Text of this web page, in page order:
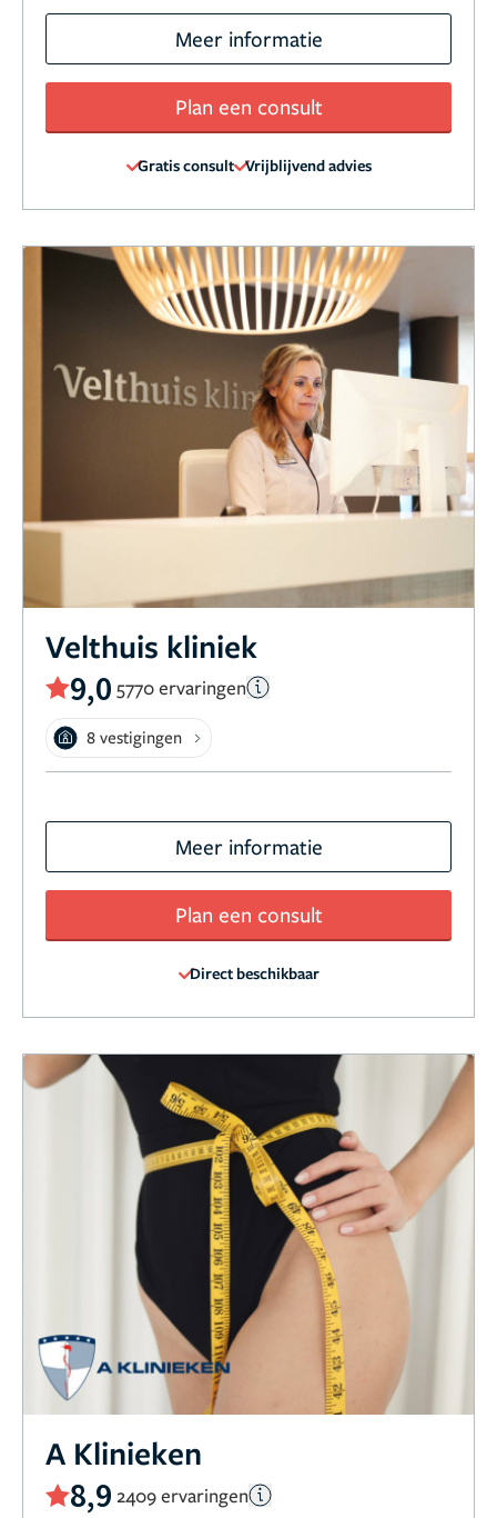
Meer informatie
Plan een consult
Gratis consult Vrijblijvend advies
Velthuis kliniek
9,0 5770 ervaringen
8 vestigingen
Meer informatie
Plan een consult
Direct beschikbaar
A Klinieken
8,9 2409 ervaringen